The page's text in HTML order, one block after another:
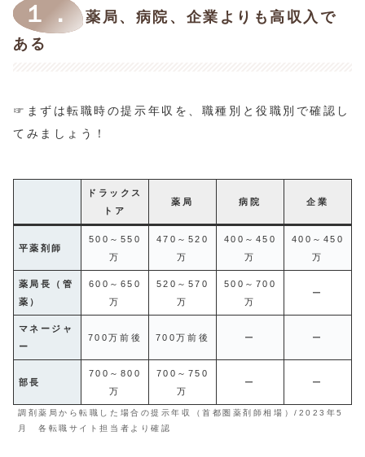
１．
薬局、病院、企業よりも高収入で
ある
☞まずは転職時の提示年収を、職種別と役職別で確認し
てみましょう！
ドラックス
トア
薬局 病院 企業
平薬剤師
500～550
万
470～520
万
400～450
万
400～450
万
薬局長（管
薬）
600～650
万
520～570
万
500～700
万
ー
マネージャ
ー
700万前後 700万前後 ー ー
部長
700～800
万
700～750
万
ー ー
調剤薬局から転職した場合の提示年収（首都圏薬剤師相場）/2023年5
月 各転職サイト担当者より確認